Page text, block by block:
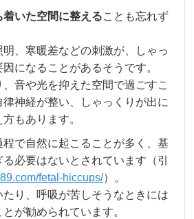
着いた空間に整えることも忘れず
、寒暖差などの刺激が、しゃっ
になることがあるそうです。
音や光を抑えた空間で過ごすこ
神経が整い、しゃっくりが出に
もあります。
程で自然に起こることが多く、基
必要はないとされています（引
fetal-hiccups/）。
り、呼吸が苦しそうなときには
が勧められています。